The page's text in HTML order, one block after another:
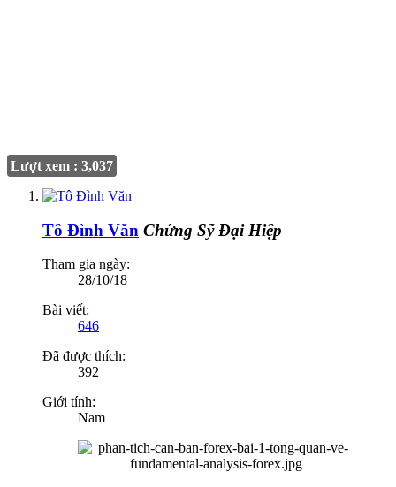
Lượt xem : 3,037
Tô Đình Văn Chứng Sỹ Đại Hiệp
Tham gia ngày:
28/10/18
Bài viết:
646
Đã được thích:
392
Giới tính:
Nam